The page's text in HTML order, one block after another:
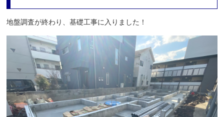
地盤調査が終わり、基礎工事に入りました！